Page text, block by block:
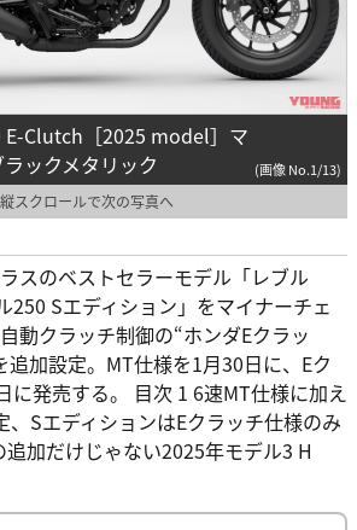
E-Clutch［2025 model］マ
ックメタリック
(画像 No.1/13)
縦スクロールで次の写真へ
スのベストセラーモデル「レブル
250 Sエディション」をマイナーチェ
動クラッチ制御の“ホンダEクラッ
追加設定。MT仕様を1月30日に、Eク
に発売する。 目次 1 6速MT仕様に加え
、SエディションはEクラッチ仕様のみ
追加だけじゃない2025年モデル3 H